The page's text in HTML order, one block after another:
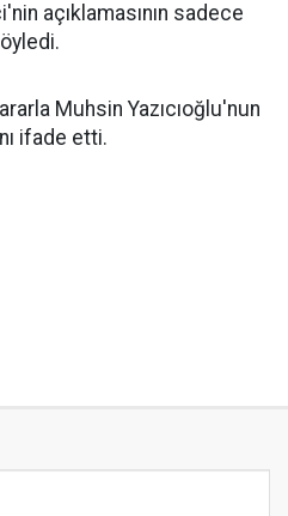
açıklamasının sadece
Muhsin Yazıcıoğlu'nun
ifade etti.